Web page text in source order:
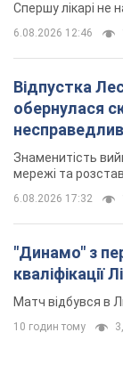
Спершу лікарі не
6.08.2026 12:46
Відпустка
обернулася
Знаменитість
мережі та
6.08.2026 17:32
"Динамо" з
кваліфікації
Матч відбувся в
10 годин тому